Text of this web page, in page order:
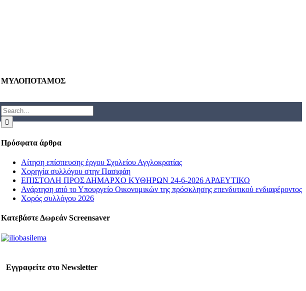
ΜΥΛΟΠΟΤΑΜΟΣ
Search
for:
Πρόσφατα άρθρα
Αίτηση επίσπευσης έργου Σχολείου Αγγλοκρατίας
Χορηγία συλλόγου στην Πασιφάη
ΕΠΙΣΤΟΛΗ ΠΡΟΣ ΔΗΜΑΡΧΟ ΚΥΘΗΡΩΝ 24-6-2026 ΑΡΔΕΥΤΙΚΟ
Ανάρτηση από το Υπουργείο Οικονομικών της πρόσκλησης επενδυτικού ενδιαφέροντος
Χορός συλλόγου 2026
Κατεβάστε Δωρεάν Screensaver
Εγγραφείτε στο Newsletter